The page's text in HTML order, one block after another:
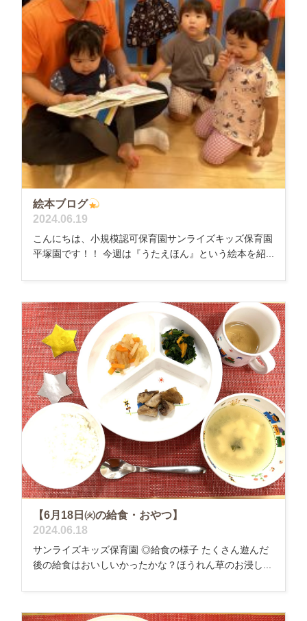
絵本ブログ
2024.06.19
こんにちは、小規模認可保育園サンライズキッズ保育園
平塚園です！！ 今週は『うたえほん』という絵本を紹...
【6月18日㈫の給食・おやつ】
2024.06.18
サンライズキッズ保育園 ◎給食の様子 たくさん遊んだ
後の給食はおいしいかったかな？ほうれん草のお浸し...